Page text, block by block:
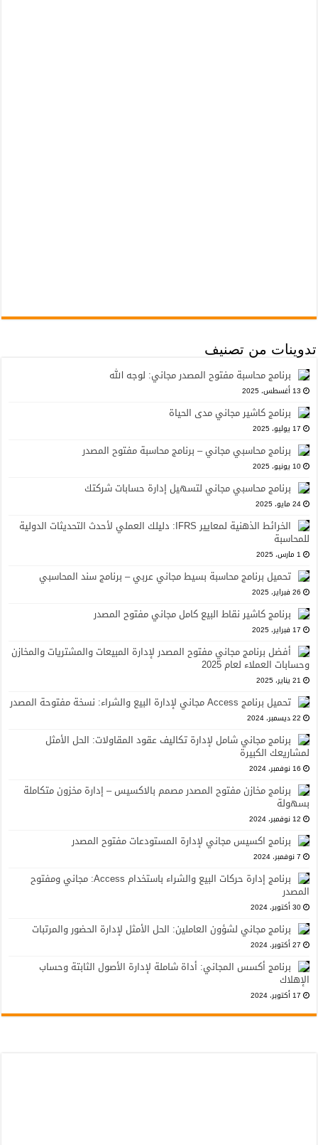
تدوينات من تصنيف
برنامج محاسبة مفتوح المصدر مجاني: لوجه الله
13 أغسطس، 2025
برنامج كاشير مجاني مدى الحياة
17 يوليو، 2025
برنامج محاسبي مجاني – برنامج محاسبة مفتوح المصدر
10 يونيو، 2025
برنامج محاسبي مجاني لتسهيل إدارة حسابات شركتك
24 مايو، 2025
الخرائط الذهنية لمعايير IFRS: دليلك العملي لأحدث التحديثات الدولية
للمحاسبة
1 مارس، 2025
تحميل برنامج محاسبة بسيط مجاني عربي – برنامج سند المحاسبي
26 فبراير، 2025
برنامج كاشير نقاط البيع كامل مجاني مفتوح المصدر
17 فبراير، 2025
أفضل برنامج مجاني مفتوح المصدر لإدارة المبيعات والمشتريات والمخازن
وحسابات العملاء لعام 2025
21 يناير، 2025
تحميل برنامج Access مجاني لإدارة البيع والشراء: نسخة مفتوحة المصدر
22 ديسمبر، 2024
برنامج مجاني شامل لإدارة تكاليف عقود المقاولات: الحل الأمثل
لمشاريعك الكبيرة
16 نوفمبر، 2024
برنامج مخازن مفتوح المصدر مصمم بالاكسيس – إدارة مخزون متكاملة
بسهولة
12 نوفمبر، 2024
برنامج اكسيس مجاني لإدارة المستودعات مفتوح المصدر
7 نوفمبر، 2024
برنامج إدارة حركات البيع والشراء باستخدام Access: مجاني ومفتوح
المصدر
30 أكتوبر، 2024
برنامج مجاني لشؤون العاملين: الحل الأمثل لإدارة الحضور والمرتبات
27 أكتوبر، 2024
برنامج أكسس المجاني: أداة شاملة لإدارة الأصول الثابتة وحساب
الإهلاك
17 أكتوبر، 2024